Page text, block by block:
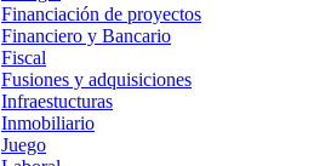
Financiación de proyectos
Financiero y Bancario
Fiscal
Fusiones y adquisiciones
Infraestucturas
Inmobiliario
Juego